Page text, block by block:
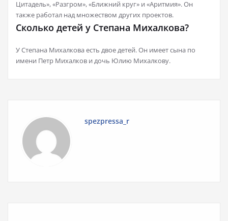
Цитадель», «Разгром», «Ближний круг» и «Аритмия». Он
также работал над множеством других проектов.
Сколько детей у Степана Михалкова?
У Степана Михалкова есть двое детей. Он имеет сына по
имени Петр Михалков и дочь Юлию Михалкову.
spezpressa_r